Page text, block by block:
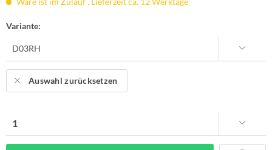
Variante:
Auswahl zurücksetzen